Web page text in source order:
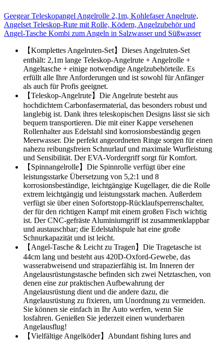
Geegear Teleskopangel Angelrolle 2,1m, Kohlefaser Angelrute,
Angelset Teleskop-Rute mit Rolle, Ködern, Angelzubehör und
Angel-Tasche Kombi zum Angeln in Salzwasser und Süßwasser
【Komplettes Angelruten-Set】Dieses Angelruten-Set
enthält: 2,1m lange Teleskop-Angelrute + Angelrolle +
Angeltasche + einige notwendige Angelzubehörteile. Es
erfüllt alle Ihre Anforderungen und ist sowohl für Anfänger
als auch für Profis geeignet.
【Teleskop-Angelrute】Die Angelrute besteht aus
hochdichtem Carbonfasermaterial, das besonders robust und
langlebig ist. Dank ihres teleskopischen Designs lässt sie sich
bequem transportieren. Die mit einer Kappe versehenen
Rollenhalter aus Edelstahl sind korrosionsbeständig gegen
Meerwasser. Die perfekt angeordneten Ringe sorgen für einen
nahezu reibungsfreien Schnurlauf und maximale Wurfleistung
und Sensibilität. Der EVA-Vordergriff sorgt für Komfort.
【Spinnangelrolle】Die Spinnrolle verfügt über eine
leistungsstarke Übersetzung von 5,2:1 und 8
korrosionsbeständige, leichtgängige Kugellager, die die Rolle
extrem leichtgängig und leistungsstark machen. Außerdem
verfügt sie über einen Sofortstopp-Rücklaufsperrenschalter,
der für den richtigen Kampf mit einem großen Fisch wichtig
ist. Der CNC-gefräste Aluminiumgriff ist zusammenklappbar
und austauschbar; die Edelstahlspule hat eine große
Schnurkapazität und ist leicht.
【Angel-Tasche & Leicht zu Tragen】Die Tragetasche ist
44cm lang und besteht aus 420D-Oxford-Gewebe, das
wasserabweisend und strapazierfähig ist. Im Inneren der
Angelausrüstungstasche befinden sich zwei Netztaschen, von
denen eine zur praktischen Aufbewahrung der
Angelausrüstung dient und die andere dazu, die
Angelausrüstung zu fixieren, um Unordnung zu vermeiden.
Sie können sie einfach in Ihr Auto werfen, wenn Sie
losfahren. Genießen Sie jederzeit einen wunderbaren
Angelausflug!
【Vielfältige Angelköder】Abundant fishing lures and